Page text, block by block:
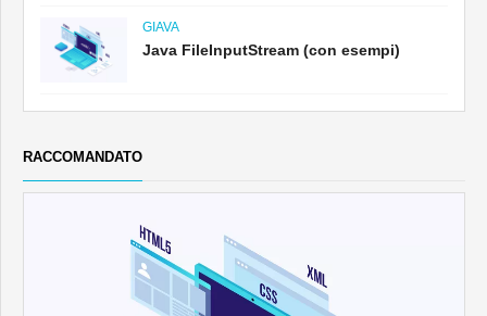
GIAVA
Java FileInputStream (con esempi)
RACCOMANDATO